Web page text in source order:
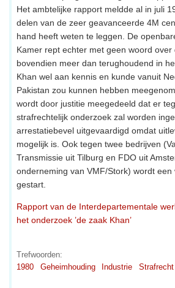
Het ambtelijke rapport meldde al in juli
delen van de zeer geavanceerde 4M
hand heeft weten te leggen. De
Kamer rept echter met geen woord over
bovendien meer dan terughoudend in
Khan wel aan kennis en kunde vanuit
Pakistan zou kunnen hebben
wordt door justitie meegedeeld dat er
strafrechtelijk onderzoek zal worden
arrestatiebevel uitgevaardigd omdat
mogelijk is. Ook tegen twee bedrijven
Transmissie uit Tilburg en FDO uit
onderneming van VMF/Stork) wordt een
gestart.
Rapport van de Interdepartementale
het onderzoek ’de zaak Khan’
Trefwoorden:
1980
Geheimhouding Industrie Strafrecht